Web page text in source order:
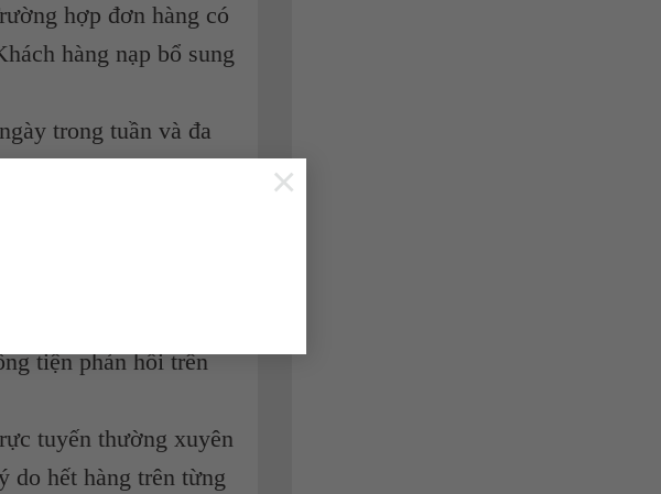
×
hợp đơn hàng có
hàng nạp bổ sung
trong tuần và đa
hợp nhatbien cần
phản hồi sớm trên
tiện phản hồi trên
tuyến thường xuyên
do hết hàng trên từng